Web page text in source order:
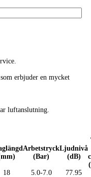
erbjuder en mycket
luftanslutning.
Arbetstryck
(Bar)
Ljudnivå
(dB)
18 5.0-7.0
77.95